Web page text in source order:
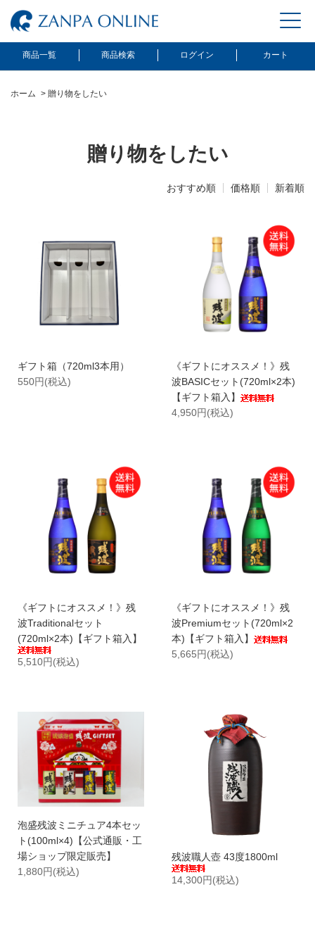
商品一覧 商品検索 ログイン カート
ホーム > 贈り物をしたい
贈り物をしたい
おすすめ順 価格順 新着順
ギフト箱（720ml3本用）
550円(税込)
《ギフトにオススメ！》残
波BASICセット(720ml×2本)
【ギフト箱入】
4,950円(税込)
《ギフトにオススメ！》残
波Traditionalセット
(720ml×2本)【ギフト箱入】
5,510円(税込)
《ギフトにオススメ！》残
波Premiumセット(720ml×2
本)【ギフト箱入】
5,665円(税込)
泡盛残波ミニチュア4本セッ
ト(100ml×4)【公式通販・工
場ショップ限定販売】
1,880円(税込)
残波職人壺 43度1800ml
14,300円(税込)